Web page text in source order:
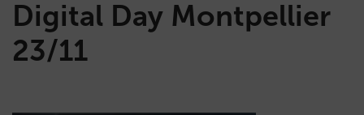
Digital Day Montpellier
23/11